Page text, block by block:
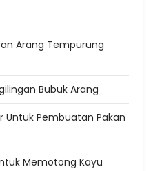
Arang Tempurung
Bubuk Arang
Untuk Pembuatan Pakan
Memotong Kayu